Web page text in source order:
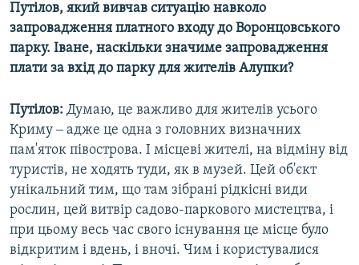
Путілов, який вивчав ситуацію навколо
запровадження платного входу до Воронцовського
парку. Іване, наскільки значиме запровадження
плати за вхід до парку для жителів Алупки?
Путілов: Думаю, це важливо для жителів усього
Криму ‒ адже це одна з головних визначних
пам'яток півострова. І місцеві жителі, на відміну від
туристів, не ходять туди, як в музей. Цей об'єкт
унікальний тим, що там зібрані рідкісні види
рослин, цей витвір садово-паркового мистецтва, і
при цьому весь час свого існування це місце було
відкритим і вдень, і вночі. Чим і користувалися